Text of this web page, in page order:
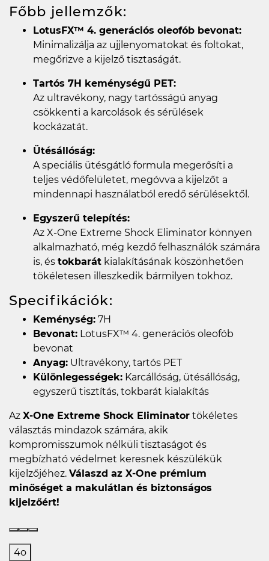
Főbb jellemzők:
LotusFX™ 4. generációs oleofób bevonat:
Minimalizálja az ujjlenyomatokat és foltokat,
megőrizve a kijelző tisztaságát.
Tartós 7H keménységű PET:
Az ultravékony, nagy tartósságú anyag
csökkenti a karcolások és sérülések
kockázatát.
Ütésállóság:
A speciális ütésgátló formula megerősíti a
teljes védőfelületet, megóvva a kijelzőt a
mindennapi használatból eredő sérülésektől.
Egyszerű telepítés:
Az X-One Extreme Shock Eliminator könnyen
alkalmazható, még kezdő felhasználók számára
is, és tokbarát kialakításának köszönhetően
tökéletesen illeszkedik bármilyen tokhoz.
Specifikációk:
Keménység: 7H
Bevonat: LotusFX™ 4. generációs oleofób
bevonat
Anyag: Ultravékony, tartós PET
Különlegességek: Karcállóság, ütésállóság,
egyszerű tisztítás, tokbarát kialakítás
Az X-One Extreme Shock Eliminator tökéletes
választás mindazok számára, akik
kompromisszumok nélküli tisztaságot és
megbízható védelmet keresnek készülékük
kijelzőjéhez. Válaszd az X-One prémium
minőséget a makulátlan és biztonságos
kijelzőért!
4o